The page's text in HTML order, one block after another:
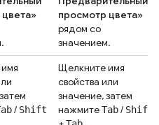
просмотр цвета»
рядом со
значением.
/ Shift
Щелкните имя
свойства или
значение, затем
нажмитеTab/ Shift